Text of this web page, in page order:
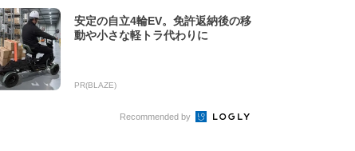
安定の自立4輪EV。免許返納後の移
動や小さな軽トラ代わりに
PR(BLAZE)
Recommended by